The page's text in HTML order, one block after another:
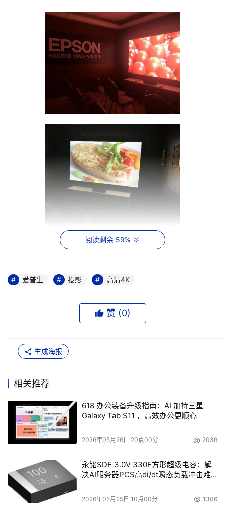
爱普生高清4K专业技术家用投影方案
爱普生CH-TW8300投影机展现了细节丰富的高清晰度
画面，借助于4K增强技术，爱普生CH-TW8300能够呈
现清晰度超越全高清级别的高质量图像。并且，在数字
影院模式工作时，爱普生CH-TW8300能够达到数字电
阅读剩余 59%
爱普生 投影 高清4K
赞 (0)
生成海报
相关推荐
618 办公装备升级指南：AI 加持三星
Galaxy Tab S11 ，高效办公更顺心
2026年05月26日 20点00分 2036
永铭SDF 3.0V 330F方形超级电容：解
决AI服务器PCS高di/dt瞬态负载冲击难
2026年05月25日 10点00分 1306